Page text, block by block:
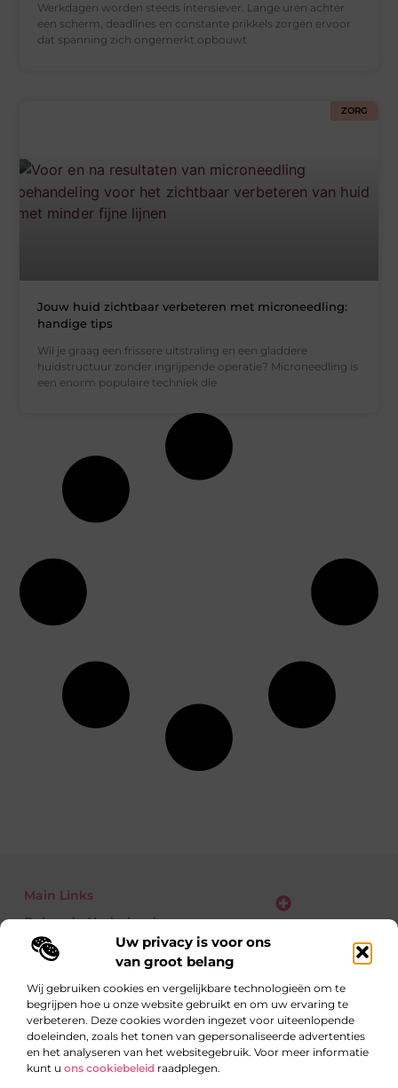
Uw privacy is voor ons
van groot belang
Wij gebruiken cookies en vergelijkbare technologieën om te
begrijpen hoe u onze website gebruikt en om uw ervaring te
verbeteren. Deze cookies worden ingezet voor uiteenlopende
doeleinden, zoals het tonen van gepersonaliseerde advertenties
en het analyseren van het websitegebruik. Voor meer informatie
kunt u ons cookiebeleid raadplegen.
Werkdagen worden steeds intensiever. Lange uren achter
een scherm, deadlines en constante prikkels zorgen ervoor
dat spanning zich ongemerkt opbouwt
ZORG
Jouw huid zichtbaar verbeteren met microneedling:
handige tips
Wil je graag een frissere uitstraling en een gladdere
huidstructuur zonder ingrijpende operatie? Microneedling is
een enorm populaire techniek die
Main Links
Bekende Nederlanders
Eén richting: kennis delen
Blogs vol inzichten over alledaagse én verrassende
onderwerpen.